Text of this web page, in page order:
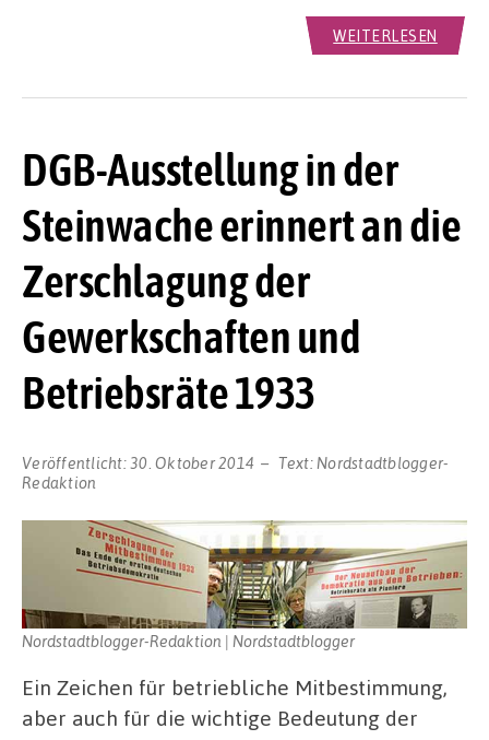
WEITERLESEN
DGB-Ausstellung in der
Steinwache erinnert an die
Zerschlagung der
Gewerkschaften und
Betriebsräte 1933
Veröffentlicht:30. Oktober 2014 Text: Nordstadtblogger-
Redaktion
Nordstadtblogger-Redaktion | Nordstadtblogger
Ein Zeichen für betriebliche Mitbestimmung,
aber auch für die wichtige Bedeutung der